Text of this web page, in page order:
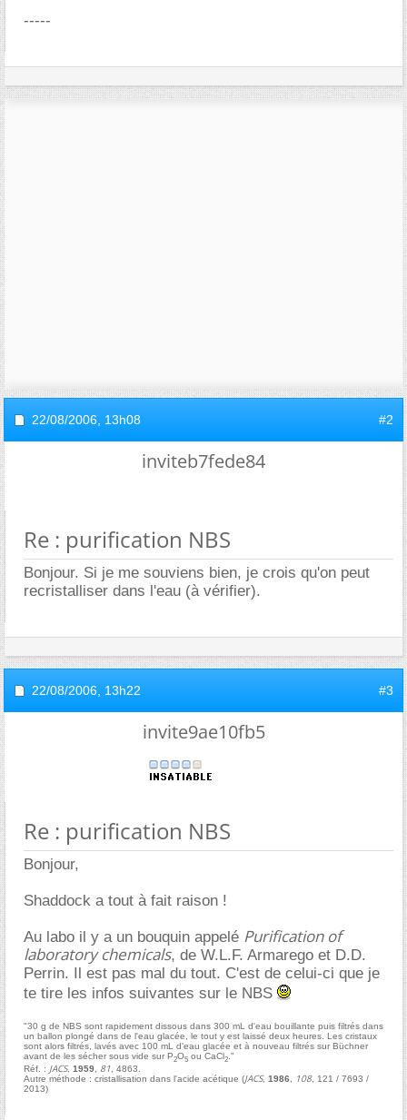
-----
22/08/2006, 13h08 #2
inviteb7fede84
Re : purification NBS
Bonjour. Si je me souviens bien, je crois qu'on peut
recristalliser dans l'eau (à vérifier).
22/08/2006, 13h22 #3
invite9ae10fb5
Re : purification NBS
Bonjour,
Shaddock a tout à fait raison !
Au labo il y a un bouquin appelé Purification of
laboratory chemicals, de W.L.F. Armarego et D.D.
Perrin. Il est pas mal du tout. C'est de celui-ci que je
te tire les infos suivantes sur le NBS
"30 g de NBS sont rapidement dissous dans 300 mL d'eau bouillante puis filtrés dans
un ballon plongé dans de l'eau glacée, le tout y est laissé deux heures. Les cristaux
sont alors filtrés, lavés avec 100 mL d'eau glacée et à nouveau filtrés sur Büchner
avant de les sécher sous vide sur P2O5 ou CaCl2 ."
Réf. : JACS, 1959 81 , 4863.
Autre méthode : cristallisation dans l'acide acétique (JACS, 1986 108, 121 / 7693 /
2013)